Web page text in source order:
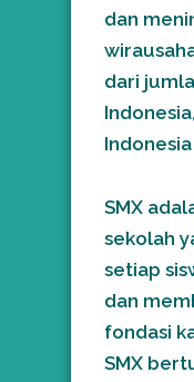
dan
dari
SMX
sekolah
setiap
dan
fondasi
SMX